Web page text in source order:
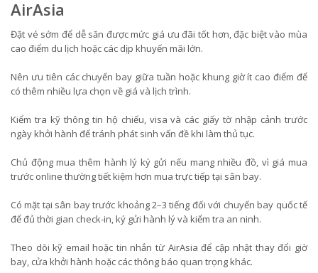
AirAsia
Đặt vé sớm để dễ săn được mức giá ưu đãi tốt hơn, đặc biệt vào mùa
cao điểm du lịch hoặc các dịp khuyến mãi lớn.
Nên ưu tiên các chuyến bay giữa tuần hoặc khung giờ ít cao điểm để
có thêm nhiều lựa chọn về giá và lịch trình.
Kiểm tra kỹ thông tin hộ chiếu, visa và các giấy tờ nhập cảnh trước
ngày khởi hành để tránh phát sinh vấn đề khi làm thủ tục.
Chủ động mua thêm hành lý ký gửi nếu mang nhiều đồ, vì giá mua
trước online thường tiết kiệm hơn mua trực tiếp tại sân bay.
Có mặt tại sân bay trước khoảng 2–3 tiếng đối với chuyến bay quốc tế
để đủ thời gian check-in, ký gửi hành lý và kiểm tra an ninh.
Theo dõi kỹ email hoặc tin nhắn từ AirAsia để cập nhật thay đổi giờ
bay, cửa khởi hành hoặc các thông báo quan trọng khác.